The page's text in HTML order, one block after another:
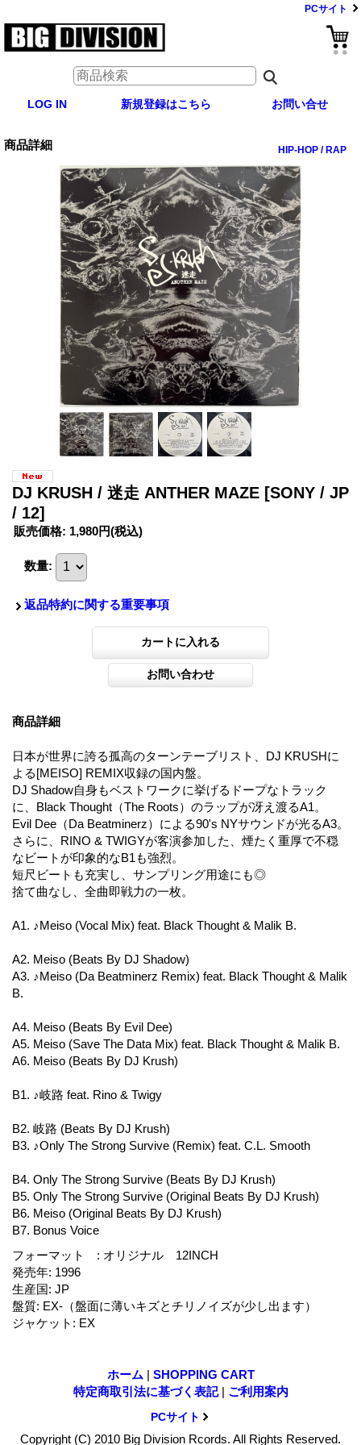
PCサイト
LOG IN 新規登録はこちら お問い合せ
商品詳細 HIP-HOP / RAP
DJ KRUSH / 迷走 ANTHER MAZE [SONY / JP
/ 12]
販売価格: 1,980円(税込)
数量:
返品特約に関する重要事項
商品詳細
日本が世界に誇る孤高のターンテーブリスト、DJ KRUSHに
よる[MEISO] REMIX収録の国内盤。
DJ Shadow自身もベストワークに挙げるドープなトラック
に、Black Thought（The Roots）のラップが冴え渡るA1。
Evil Dee（Da Beatminerz）による90's NYサウンドが光るA3。
さらに、RINO & TWIGYが客演参加した、煙たく重厚で不穏
なビートが印象的なB1も強烈。
短尺ビートも充実し、サンプリング用途にも◎
捨て曲なし、全曲即戦力の一枚。
A1. ♪Meiso (Vocal Mix) feat. Black Thought & Malik B.
A2. Meiso (Beats By DJ Shadow)
A3. ♪Meiso (Da Beatminerz Remix) feat. Black Thought & Malik
B.
A4. Meiso (Beats By Evil Dee)
A5. Meiso (Save The Data Mix) feat. Black Thought & Malik B.
A6. Meiso (Beats By DJ Krush)
B1. ♪岐路 feat. Rino & Twigy
B2. 岐路 (Beats By DJ Krush)
B3. ♪Only The Strong Survive (Remix) feat. C.L. Smooth
B4. Only The Strong Survive (Beats By DJ Krush)
B5. Only The Strong Survive (Original Beats By DJ Krush)
B6. Meiso (Original Beats By DJ Krush)
B7. Bonus Voice
フォーマット : オリジナル 12INCH
発売年: 1996
生産国: JP
盤質: EX-（盤面に薄いキズとチリノイズが少し出ます）
ジャケット : EX
ホーム | SHOPPING CART
特定商取引法に基づく表記 | ご利用案内
PCサイト
Copyright (C) 2010 Big Division Rcords. All Rights Reserved.